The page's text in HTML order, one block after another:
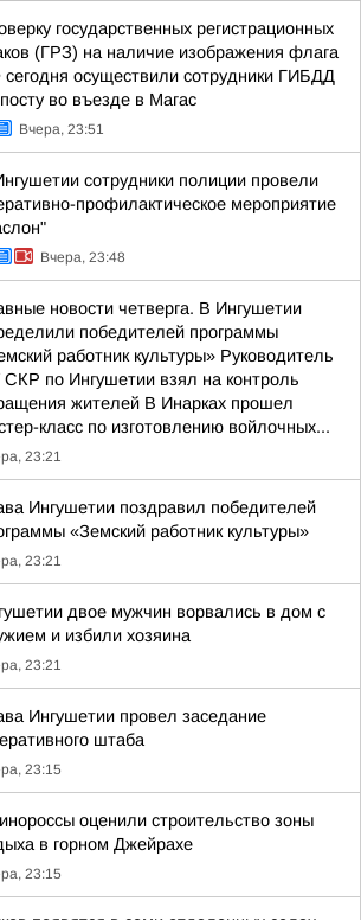
государственных регистрационных
(ГРЗ) на наличие изображения флага
осуществили сотрудники ГИБДД
во въезде в Магас
Вчера, 23:51
сотрудники полиции провели
профилактическое мероприятие
Вчера, 23:48
новости четверга. В Ингушетии
победителей программы
работник культуры» Руководитель
по Ингушетии взял на контроль
жителей В Инарках прошел
класс по изготовлению войлочных...
23:21
Ингушетии поздравил победителей
«Земский работник культуры»
23:21
двое мужчин ворвались в дом с
и избили хозяина
23:21
Ингушетии провел заседание
штаба
23:15
оценили строительство зоны
в горном Джейрахе
23:15